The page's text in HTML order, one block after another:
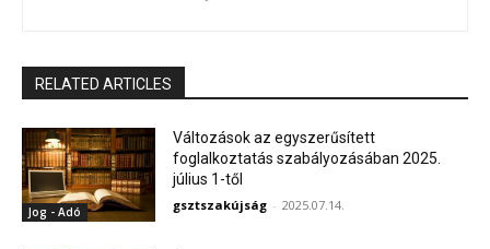
RELATED ARTICLES
Jog - Adó
Változások az egyszerűsített
foglalkoztatás szabályozásában 2025.
július 1-től
gsztszakújság - 2025.07.14.